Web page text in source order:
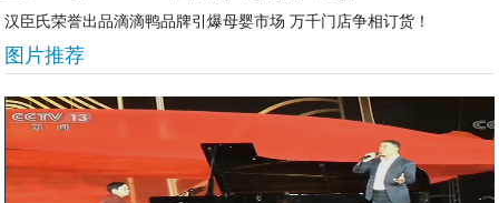
汉臣氏荣誉出品滴滴鸭品牌引爆母婴市场 万千门店争相订货！
图片推荐